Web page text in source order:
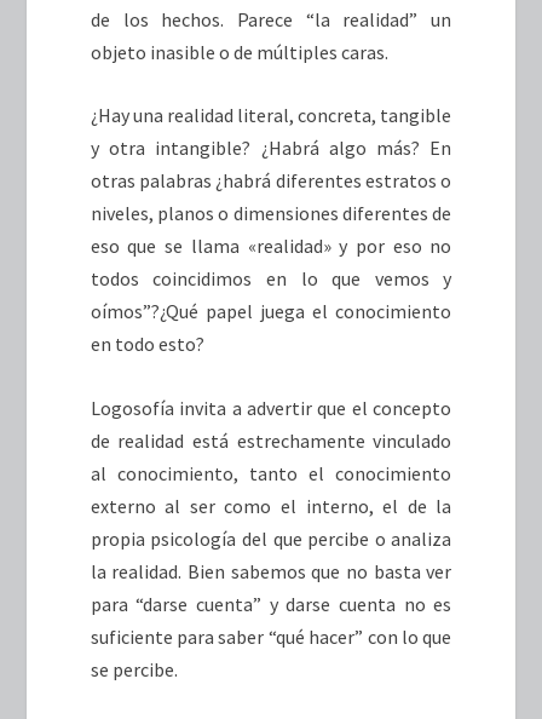
de los hechos. Parece “la realidad” un
objeto inasible o de múltiples caras.
¿Hay una realidad literal, concreta, tangible
y otra intangible? ¿Habrá algo más? En
otras palabras ¿habrá diferentes estratos o
niveles, planos o dimensiones diferentes de
eso que se llama «realidad» y por eso no
todos coincidimos en lo que vemos y
oímos”?¿Qué papel juega el conocimiento
en todo esto?
Logosofía invita a advertir que el concepto
de realidad está estrechamente vinculado
al conocimiento, tanto el conocimiento
externo al ser como el interno, el de la
propia psicología del que percibe o analiza
la realidad. Bien sabemos que no basta ver
para “darse cuenta” y darse cuenta no es
suficiente para saber “qué hacer” con lo que
se percibe.